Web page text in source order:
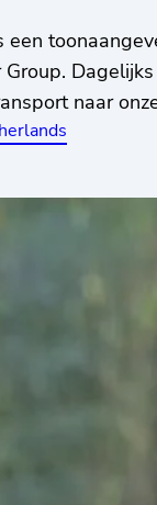
een
Group.
naar